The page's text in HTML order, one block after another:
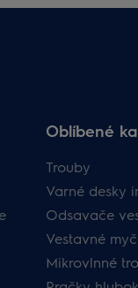
Oblíbené
Trouby
Varné desky
Odsavače
Vestavné
Mikrovlnné